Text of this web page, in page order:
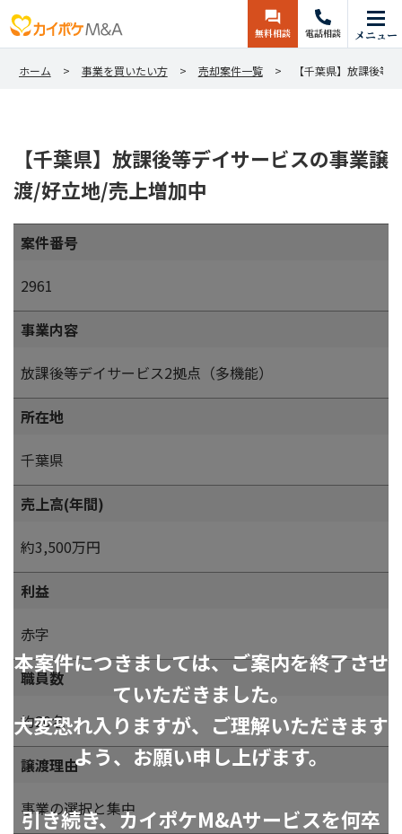
無料相談 電話相談 メニュー
ホーム 事業を買いたい方 売却案件一覧 【千葉県】放課後等
【千葉県】放課後等デイサービスの事業譲
渡/好立地/売上増加中
本案件につきましては、ご案内を終了させ
ていただきました。
大変恐れ入りますが、ご理解いただきます
よう、お願い申し上げます。
引き続き、カイポケM&Aサービスを何卒
案件番号
2961
事業内容
放課後等デイサービス2拠点（多機能）
所在地
千葉県
売上高(年間)
約3,500万円
利益
赤字
職員数
約20名
譲渡理由
事業の選択と集中